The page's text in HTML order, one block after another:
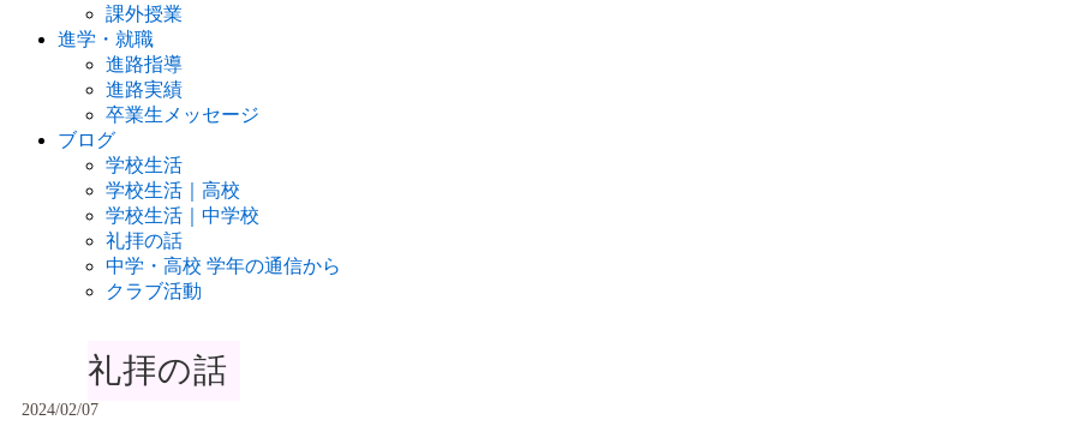
課外授業
進学・就職
進路指導
進路実績
卒業生メッセージ
ブログ
学校生活
学校生活｜高校
学校生活｜中学校
礼拝の話
中学・高校 学年の通信から
クラブ活動
礼拝の話
2024/02/07